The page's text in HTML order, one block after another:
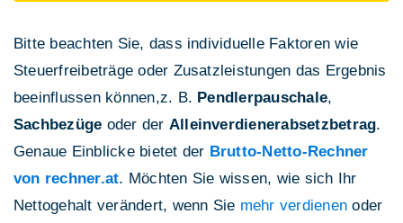
Bitte beachten Sie, dass individuelle Faktoren wie
Steuerfreibeträge oder Zusatzleistungen das Ergebnis
beeinflussen können,z. B. Pendlerpauschale,
Sachbezüge oder der Alleinverdienerabsetzbetrag.
Genaue Einblicke bietet der Brutto-Netto-Rechner
von rechner.at. Möchten Sie wissen, wie sich Ihr
Nettogehalt verändert, wenn Sie mehr verdienen oder